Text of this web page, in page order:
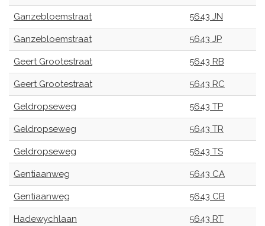
Ganzebloemstraat 5643 JN
Ganzebloemstraat 5643 JP
Geert Grootestraat 5643 RB
Geert Grootestraat 5643 RC
Geldropseweg 5643 TP
Geldropseweg 5643 TR
Geldropseweg 5643 TS
Gentiaanweg 5643 CA
Gentiaanweg 5643 CB
Hadewychlaan 5643 RT